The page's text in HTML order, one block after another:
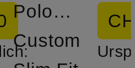
Poloshirt
Custom